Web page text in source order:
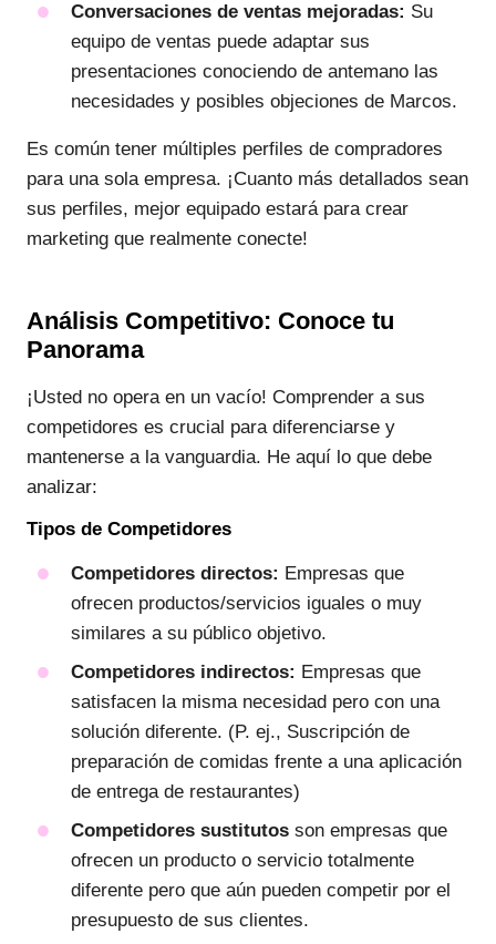
Conversaciones de ventas mejoradas: Su
equipo de ventas puede adaptar sus
presentaciones conociendo de antemano las
necesidades y posibles objeciones de Marcos.
Es común tener múltiples perfiles de compradores
para una sola empresa. ¡Cuanto más detallados sean
sus perfiles, mejor equipado estará para crear
marketing que realmente conecte!
Análisis Competitivo: Conoce tu
Panorama
¡Usted no opera en un vacío! Comprender a sus
competidores es crucial para diferenciarse y
mantenerse a la vanguardia. He aquí lo que debe
analizar:
Tipos de Competidores
Competidores directos: Empresas que
ofrecen productos/servicios iguales o muy
similares a su público objetivo.
Competidores indirectos: Empresas que
satisfacen la misma necesidad pero con una
solución diferente. (P. ej., Suscripción de
preparación de comidas frente a una aplicación
de entrega de restaurantes)
Competidores sustitutos son empresas que
ofrecen un producto o servicio totalmente
diferente pero que aún pueden competir por el
presupuesto de sus clientes.